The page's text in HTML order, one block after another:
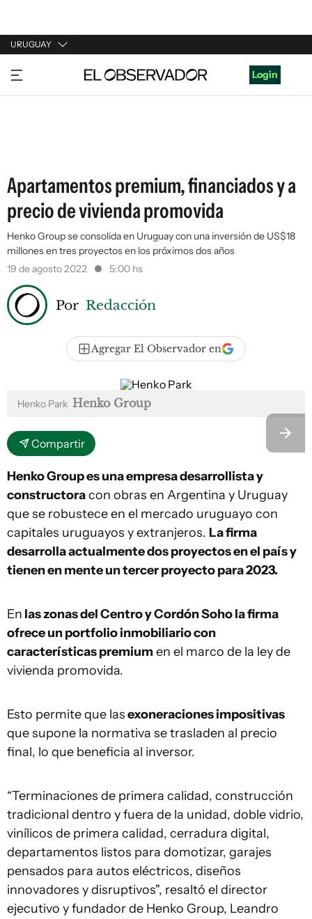
URUGUAY
URUGUAY
ARGENTINA
Login
Apartamentos premium, financiados y a
precio de vivienda promovida
Henko Group se consolida en Uruguay con una inversión de US$18
millones en tres proyectos en los próximos dos años
19 de agosto 2022
5:00 hs
Por Redacción
Agregar El Observador en
Henko Park Henko Group
Compartir
Henko Group es una empresa desarrollista y
constructoracon obras en Argentina y Uruguay
que se robustece en el mercado uruguayo con
capitales uruguayos y extranjeros. La firma
desarrolla actualmente dos proyectos en el país y
tienen en mente un tercer proyecto para 2023.
En las zonas del Centro y Cordón Soho la firma
ofrece un portfolio inmobiliario con
características premiumen el marco de la ley de
vivienda promovida.
Esto permite que lasexoneraciones impositivas
que supone la normativa se trasladen al precio
final, lo que beneficia al inversor.
“Terminaciones de primera calidad, construcción
tradicional dentro y fuera de la unidad, doble vidrio,
vinílicos de primera calidad, cerradura digital,
departamentos listos para domotizar, garajes
pensados para autos eléctricos, diseños
innovadores y disruptivos", resaltó el director
ejecutivo y fundador de Henko Group, Leandro